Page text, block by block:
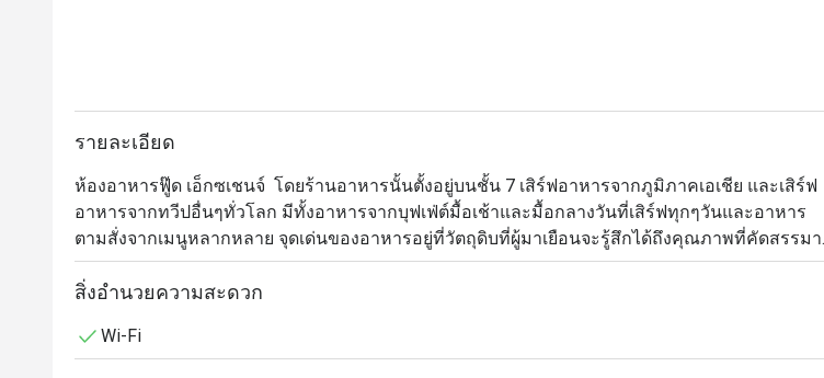
รายละเอียด
ห้องอาหารฟู๊ด เอ็กซเชนจ์  โดยร้านอาหารนั้นตั้งอยู่บนชั้น 7 เสิร์ฟอาหารจากภูมิภาคเอเชีย และเสิร์ฟ
อาหารจากทวีปอื่นๆทั่วโลก มีทั้งอาหารจากบุฟเฟ่ต์มื้อเช้าและมื้อกลางวันที่เสิร์ฟทุกๆวันและอาหาร
ตามสั่งจากเมนูหลากหลาย จุดเด่นของอาหารอยู่ที่วัตถุดิบที่ผู้มาเยือนจะรู้สึกได้ถึงคุณภาพที่คัดสรรมา
แล้วในเนื้อสัตว์และผักสดทุกๆจานที่เสิร์ฟ และคอนเซปการตกแต่งที่สะท้อนถึงวัฒนธรรมการทาน
อาหารของไทย และบรรยากาศแบบไทยๆโดยการใช้ไม้และโคมไฟตกแต่งที่ทำให้รู้สึกเหมือนอยู่
สิ่งอำนวยความสะดวก
Wi-Fi